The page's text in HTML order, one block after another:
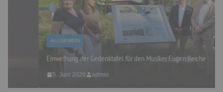
Einweihung der Gedenktafel für den Musiker Eugen Reiche
5. Juni 2026 admin